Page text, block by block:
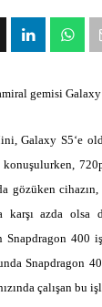
gemisi
Galaxy S5‘e
konuşulurken,
gözüken
azda olsa
Snapdragon 400
Snapdragon
çalışan bu